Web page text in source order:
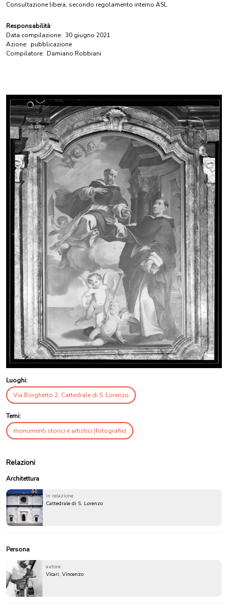
Consultazione libera, secondo regolamento interno ASL
Responsabilità
Data compilazione: 30 giugno 2021
Azione: pubblicazione
Compilatore: Damiano Robbiani
Luoghi:
Via Borghetto 2, Cattedrale di S. Lorenzo
Temi:
monumenti storici e artistici (fotografie)
Relazioni
Architettura
in relazione
Cattedrale di S. Lorenzo
Persona
autore
Vicari, Vincenzo